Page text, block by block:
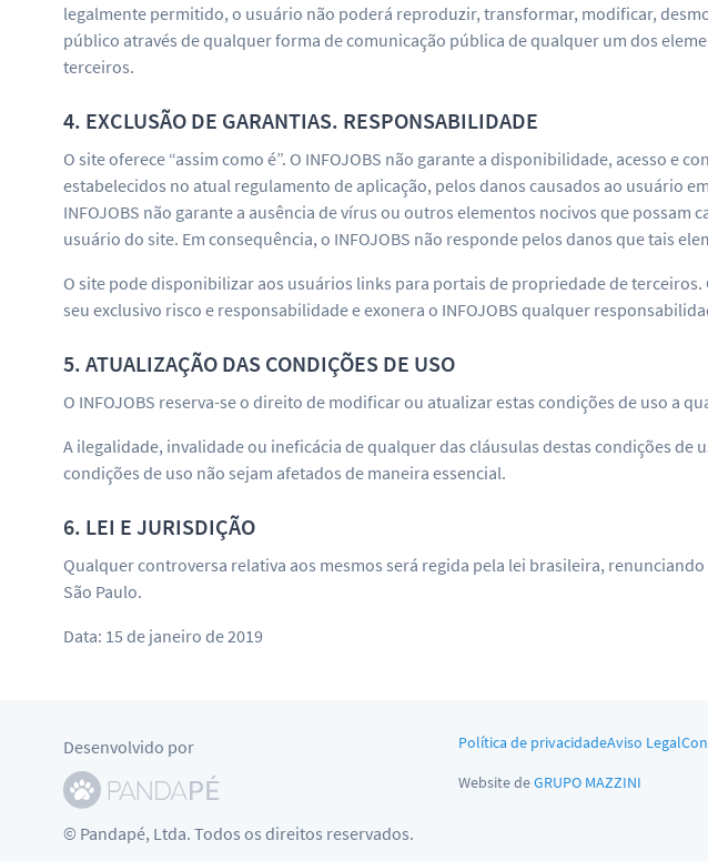
legalmente permitido, o usuário não poderá reproduzir, transformar, modificar,
público através de qualquer forma de comunicação pública de qualquer um dos
terceiros.
4. EXCLUSÃO DE GARANTIAS. RESPONSABILIDADE
O site oferece “assim como é”. O INFOJOBS não garante a disponibilidade, acesso e
estabelecidos no atual regulamento de aplicação, pelos danos causados ao usuário
INFOJOBS não garante a ausência de vírus ou outros elementos nocivos que
usuário do site. Em consequência, o INFOJOBS não responde pelos danos que tais
O site pode disponibilizar aos usuários links para portais de propriedade de
seu exclusivo risco e responsabilidade e exonera o INFOJOBS qualquer
5. ATUALIZAÇÃO DAS CONDIÇÕES DE USO
O INFOJOBS reserva-se o direito de modificar ou atualizar estas condições de uso a
A ilegalidade, invalidade ou ineficácia de qualquer das cláusulas destas condições
condições de uso não sejam afetados de maneira essencial.
6. LEI E JURISDIÇÃO
Qualquer controversa relativa aos mesmos será regida pela lei brasileira,
São Paulo.
Data: 15 de janeiro de 2019
Política de privacidadeAviso Legal
Website deGRUPO MAZZINI
Desenvolvido por
© Pandapé, Ltda. Todos os direitos reservados.